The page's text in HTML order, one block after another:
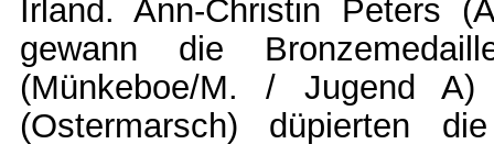
Irland. Ann-Christin Peters
gewann die
(Münkeboe/M. / Jugend
(Ostermarsch) düpierten